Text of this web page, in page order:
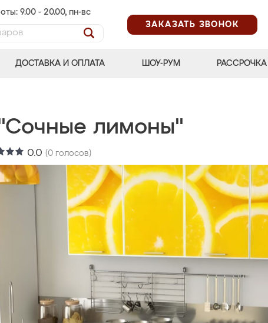
9.00 - 20.00, пн-вс
ЗАКАЗАТЬ ЗВОНОК
ДОСТАВКА И ОПЛАТА ШОУ-РУМ РАССРОЧКА
лимоны"
0.0 (0 голосов)